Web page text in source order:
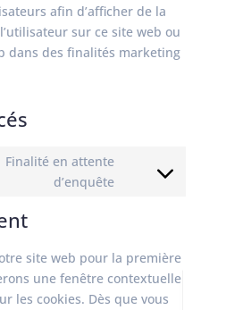
afin d’afficher de la
sur ce site web ou
dans des finalités marketing
Finalité en attente
d’enquête
Consent
site web pour la première
une fenêtre contextuelle
les cookies. Dès que vous